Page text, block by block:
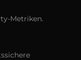
Metriken.